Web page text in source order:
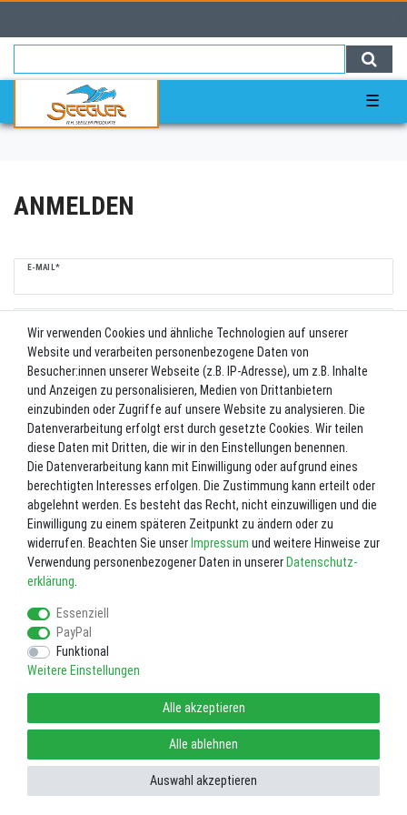
☰
ANMELDEN
E-MAIL*
Passwort vergessen? Anmelden
Registrieren
Als Gast bestellen
Wir verwenden Cookies und ähnliche Technologien auf unserer
Website und verarbeiten personenbezogene Daten von
Besucher:innen unserer Webseite (z.B. IP-Adresse), um z.B. Inhalte
und Anzeigen zu personalisieren, Medien von Drittanbietern
einzubinden oder Zugriffe auf unsere Website zu analysieren. Die
Datenverarbeitung erfolgt erst durch gesetzte Cookies. Wir teilen
diese Daten mit Dritten, die wir in den Einstellungen benennen.
Die Datenverarbeitung kann mit Einwilligung oder aufgrund eines
berechtigten Interesses erfolgen. Die Zustimmung kann erteilt oder
abgelehnt werden. Es besteht das Recht, nicht einzuwilligen und die
Einwilligung zu einem späteren Zeitpunkt zu ändern oder zu
widerrufen. Beachten Sie unser Impressum und weitere Hinweise zur
Verwendung personenbezogener Daten in unserer Daten­schutz­
erklärung
Essenziell
PayPal
Funktional
Weitere Einstellungen
Alle akzeptieren
Alle ablehnen
Auswahl akzeptieren